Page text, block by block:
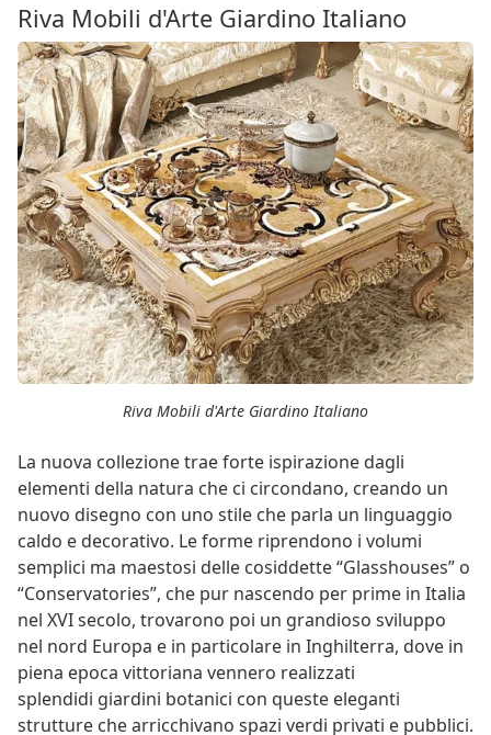
Riva Mobili d'Arte Giardino Italiano
Riva Mobili d'Arte Giardino Italiano
La nuova collezione trae forte ispirazione dagli
elementi della natura che ci circondano, creando un
nuovo disegno con uno stile che parla un linguaggio
caldo e decorativo. Le forme riprendono i volumi
semplici ma maestosi delle cosiddette “Glasshouses” o
“Conservatories”, che pur nascendo per prime in Italia
nel XVI secolo, trovarono poi un grandioso sviluppo
nel nord Europa e in particolare in Inghilterra, dove in
piena epoca vittoriana vennero realizzati
splendidi giardini botanici con queste eleganti
strutture che arricchivano spazi verdi privati e pubblici.